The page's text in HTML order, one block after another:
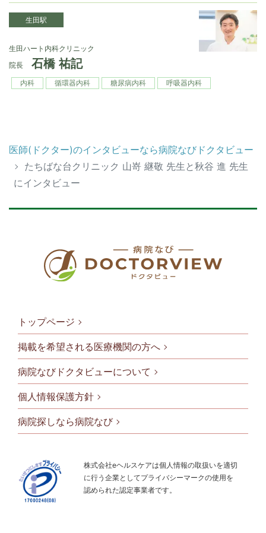
生田駅
生田ハート内科クリニック
院長
石橋 祐記
内科 循環器内科 糖尿病内科 呼吸器内科
医師(ドクター)のインタビューなら病院なびドクタビュー
たちばな台クリニック 山嵜 継敬 先生と秋谷 進 先生
にインタビュー
フッタメニ
トップページ
掲載を希望される医療機関の方へ
病院なびドクタビューについて
個人情報保護方針
病院探しなら病院なび
株式会社eヘルスケアは個人情報の取扱いを適切
に行う企業としてプライバシーマークの使用を
認められた認定事業者です。